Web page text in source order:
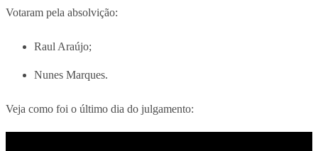
Votaram pela absolvição:
Raul Araújo;
Nunes Marques.
Veja como foi o último dia do julgamento: